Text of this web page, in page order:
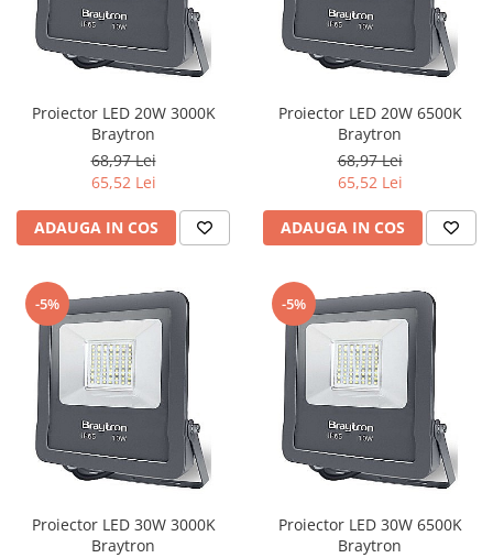
Proiector LED 20W 3000K
Braytron
68,97 Lei
65,52 Lei
ADAUGA IN COS
Proiector LED 20W 6500K
Braytron
68,97 Lei
65,52 Lei
ADAUGA IN COS
-5%
Proiector LED 30W 3000K
Braytron
-5%
Proiector LED 30W 6500K
Braytron